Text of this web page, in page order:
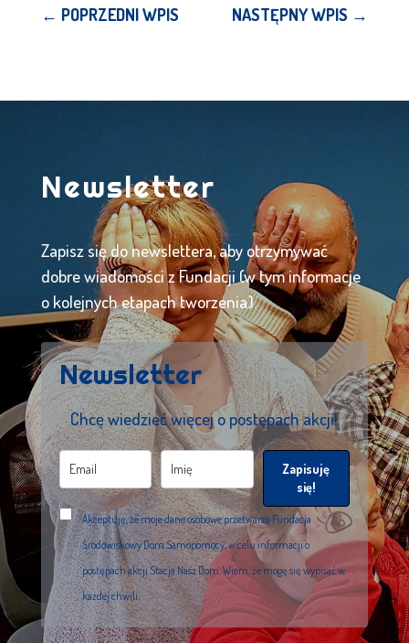
← POPRZEDNI WPIS NASTĘPNY WPIS →
Newsletter
Zapisz się do newslettera, aby otrzymywać
dobre wiadomości z Fundacji (w tym informacje
o kolejnych etapach tworzenia).
Newsletter
Chcę wiedzieć więcej o postępach akcji!
Zapisuję
się!
Akceptuję, że moje dane osobowe przetwarza Fundacja
Środowiskowy Dom Samopomocy, w celu informacji o
postępach akcji Stacja Nasz Dom. Wiem, że mogę się wypisać w
każdej chwili.